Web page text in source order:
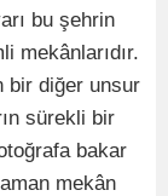
bu şehrin
mekânlarıdır.
bir diğer unsur
sürekli bir
bakar
mekân